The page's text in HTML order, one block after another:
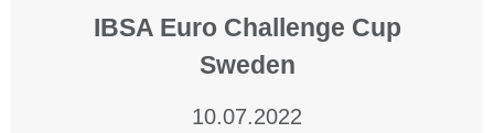
IBSA Euro Challenge Cup
Sweden
10.07.2022